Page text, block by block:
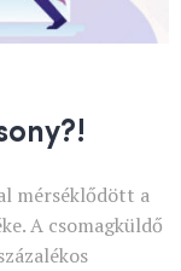
mérséklődött a
A csomagküldő